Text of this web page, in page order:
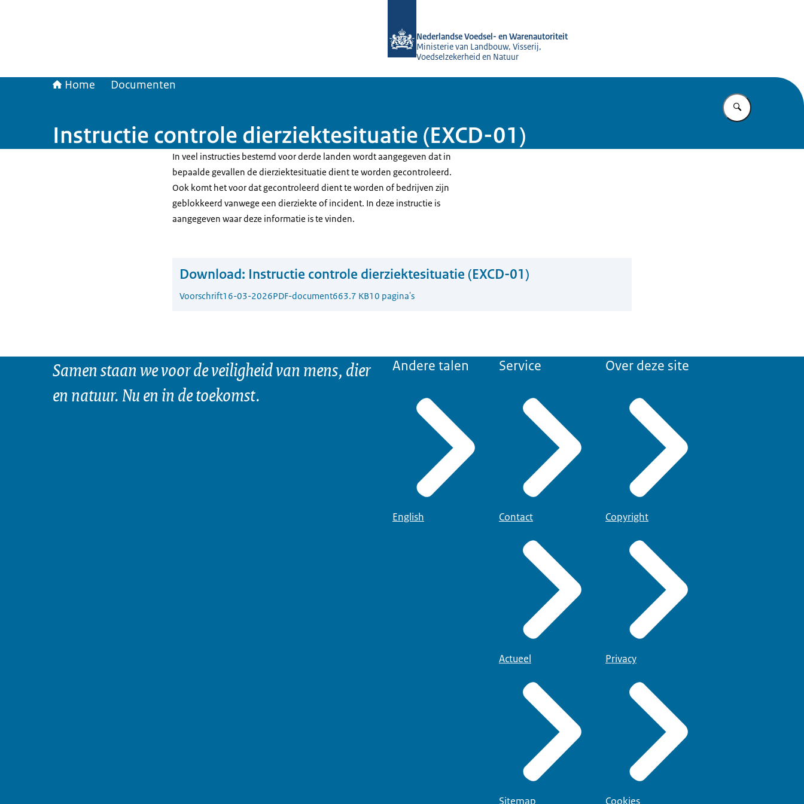
Nederlandse Voedsel- en Warenautoriteit
Ministerie van Landbouw, Visserij,
Voedselzekerheid en Natuur
Home Documenten
Vul in wat u
Instructie controle dierziektesituatie (EXCD-01)
In veel instructies bestemd voor derde landen wordt aangegeven dat in
bepaalde gevallen de dierziektesituatie dient te worden gecontroleerd.
Ook komt het voor dat gecontroleerd dient te worden of bedrijven zijn
geblokkeerd vanwege een dierziekte of incident. In deze instructie is
aangegeven waar deze informatie is te vinden.
Download: Instructie controle dierziektesituatie (EXCD-01)
Voorschrift16-03-2026PDF-document663.7 KB10 pagina's
Samen staan we voor de veiligheid van mens, dier
en natuur. Nu en in de toekomst.
Andere talen
English
Service
Contact
Actueel
Sitemap
Over deze site
Copyright
Privacy
Cookies